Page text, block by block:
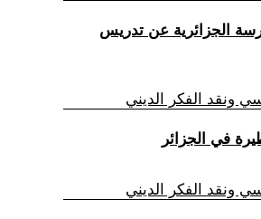
الجزائرية عن تدريس
ونقد الفكر الديني
ونقد الفكر الديني